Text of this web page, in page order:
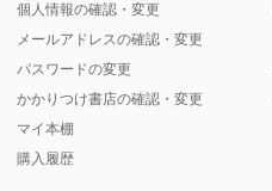
個人情報の確認・変更
メールアドレスの確認・変更
パスワードの変更
かかりつけ書店の確認・変更
マイ本棚
購入履歴